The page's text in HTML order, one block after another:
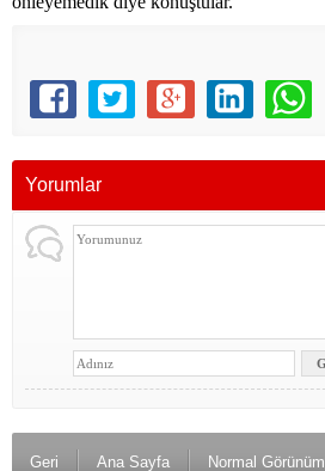
Yorumlar
Geri Ana Sayfa Normal Görünüm